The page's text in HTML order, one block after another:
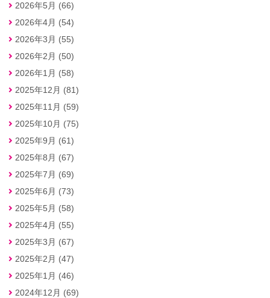
2026年5月 (66)
2026年4月 (54)
2026年3月 (55)
2026年2月 (50)
2026年1月 (58)
2025年12月 (81)
2025年11月 (59)
2025年10月 (75)
2025年9月 (61)
2025年8月 (67)
2025年7月 (69)
2025年6月 (73)
2025年5月 (58)
2025年4月 (55)
2025年3月 (67)
2025年2月 (47)
2025年1月 (46)
2024年12月 (69)